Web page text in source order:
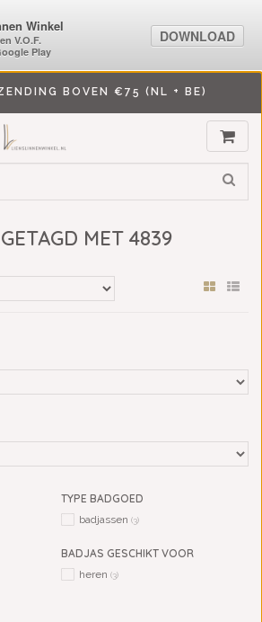
BOVEN €75 (NL + BE)
MET 4839
TYPE BADGOED
badjassen (3)
BADJAS GESCHIKT VOOR
heren (3)
V.O.F.
Play
DOWNLOAD
Winkel
V.O.F.
Play
DOWNLOAD